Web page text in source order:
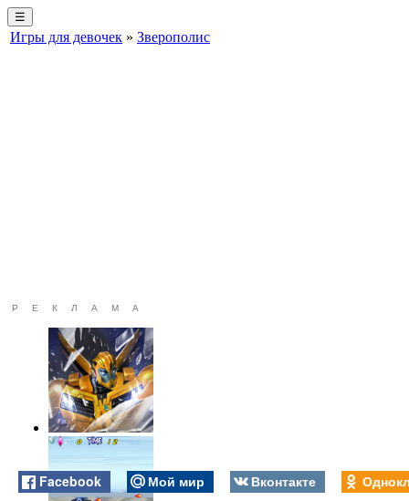
☰
Игры для девочек » Зверополис
РЕКЛАМА
Facebook Мой мир Вконтакте